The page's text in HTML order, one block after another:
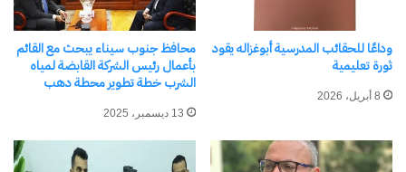
– بالإضافة إلى تنفيذ مشروعات طرق داخلية: متفرقة
في مختلف مدن المحافظة تمتد على مسافة 16.5
كيلومترًا بتكلفة إجمالية تقدر بـ 203ملايين جنيه.
· رابعاً: الحماية الهندسية وتأمين المنشآت
كفاءة الطرق والحماية من أخطار السيول في مناطق